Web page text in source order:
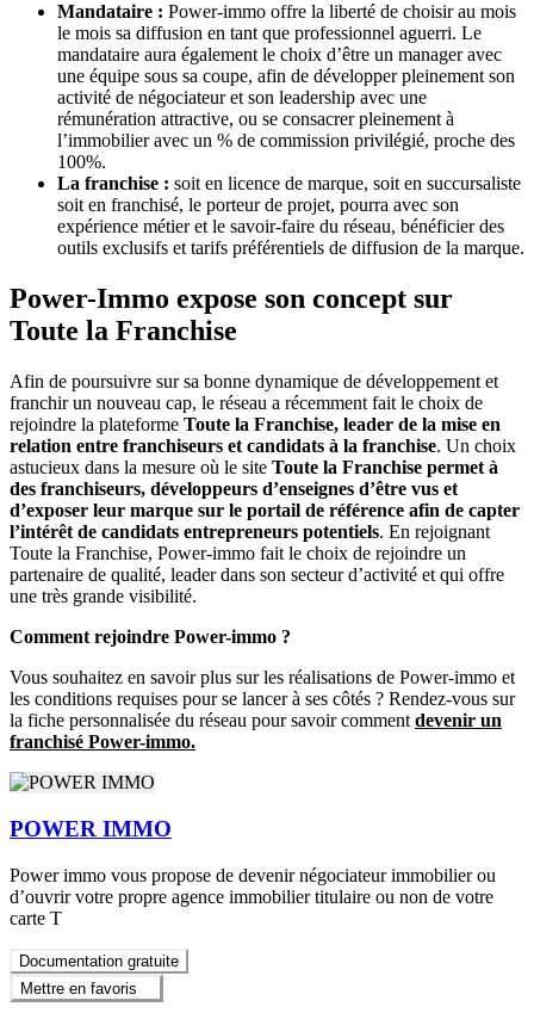
Mandataire : Power-immo offre la liberté de choisir au mois
le mois sa diffusion en tant que professionnel aguerri. Le
mandataire aura également le choix d’être un manager avec
une équipe sous sa coupe, afin de développer pleinement son
activité de négociateur et son leadership avec une
rémunération attractive, ou se consacrer pleinement à
l’immobilier avec un % de commission privilégié, proche des
100%.
La franchise : soit en licence de marque, soit en succursaliste
soit en franchisé, le porteur de projet, pourra avec son
expérience métier et le savoir-faire du réseau, bénéficier des
outils exclusifs et tarifs préférentiels de diffusion de la marque.
Power-Immo expose son concept sur
Toute la Franchise
Afin de poursuivre sur sa bonne dynamique de développement et
franchir un nouveau cap, le réseau a récemment fait le choix de
rejoindre la plateforme Toute la Franchise, leader de la mise en
relation entre franchiseurs et candidats à la franchise. Un choix
astucieux dans la mesure où le site Toute la Franchise permet à
des franchiseurs, développeurs d’enseignes d’être vus et
d’exposer leur marque sur le portail de référence afin de capter
l’intérêt de candidats entrepreneurs potentiels. En rejoignant
Toute la Franchise, Power-immo fait le choix de rejoindre un
partenaire de qualité, leader dans son secteur d’activité et qui offre
une très grande visibilité.
Comment rejoindre Power-immo ?
Vous souhaitez en savoir plus sur les réalisations de Power-immo et
les conditions requises pour se lancer à ses côtés ? Rendez-vous sur
la fiche personnalisée du réseau pour savoir comment devenir un
franchisé Power-immo.
POWER IMMO
Power immo vous propose de devenir négociateur immobilier ou
d’ouvrir votre propre agence immobilier titulaire ou non de votre
carte T
Documentation gratuite
Mettre en favoris